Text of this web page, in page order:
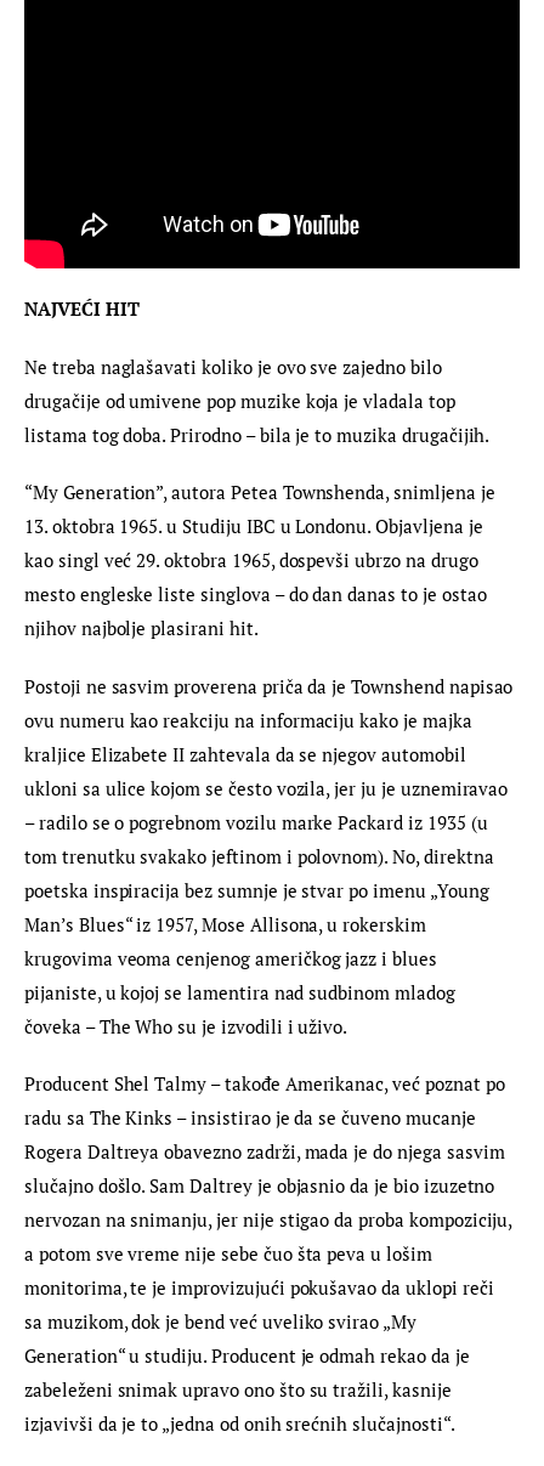
NAJVEĆI HIT
Ne treba naglašavati koliko je ovo sve zajedno bilo
drugačije od umivene pop muzike koja je vladala top
listama tog doba. Prirodno – bila je to muzika drugačijih.
“My Generation”, autora Petea Townshenda, snimljena je
13. oktobra 1965. u Studiju IBC u Londonu. Objavljena je
kao singl već 29. oktobra 1965, dospevši ubrzo na drugo
mesto engleske liste singlova – do dan danas to je ostao
njihov najbolje plasirani hit.
Postoji ne sasvim proverena priča da je Townshend napisao
ovu numeru kao reakciju na informaciju kako je majka
kraljice Elizabete II zahtevala da se njegov automobil
ukloni sa ulice kojom se često vozila, jer ju je uznemiravao
– radilo se o pogrebnom vozilu marke Packard iz 1935 (u
tom trenutku svakako jeftinom i polovnom). No, direktna
poetska inspiracija bez sumnje je stvar po imenu „Young
Man’s Blues“ iz 1957, Mose Allisona, u rokerskim
krugovima veoma cenjenog američkog jazz i blues
pijaniste, u kojoj se lamentira nad sudbinom mladog
čoveka – The Who su je izvodili i uživo.
Producent Shel Talmy – takođe Amerikanac, već poznat po
radu sa The Kinks – insistirao je da se čuveno mucanje
Rogera Daltreya obavezno zadrži, mada je do njega sasvim
slučajno došlo. Sam Daltrey je objasnio da je bio izuzetno
nervozan na snimanju, jer nije stigao da proba kompoziciju,
a potom sve vreme nije sebe čuo šta peva u lošim
monitorima, te je improvizujući pokušavao da uklopi reči
sa muzikom, dok je bend već uveliko svirao „My
Generation“ u studiju. Producent je odmah rekao da je
zabeleženi snimak upravo ono što su tražili, kasnije
izjavivši da je to „jedna od onih srećnih slučajnosti“.